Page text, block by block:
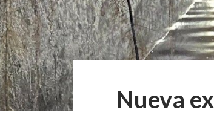
Nueva